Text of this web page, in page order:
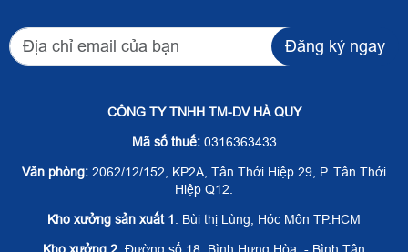
Đăng ký ngay
CÔNG TY TNHH TM-DV HÀ QUY
Mã số thuế:0316363433
Văn phòng: 2062/12/152, KP2A, Tân Thới Hiệp 29, P. Tân Thới
Hiệp Q12.
Kho xưởng sản xuất 1: Bùi thị Lùng, Hóc Môn TP.HCM
Kho xưởng 2: Đường số 18, Bình Hưng Hòa - Bình Tân